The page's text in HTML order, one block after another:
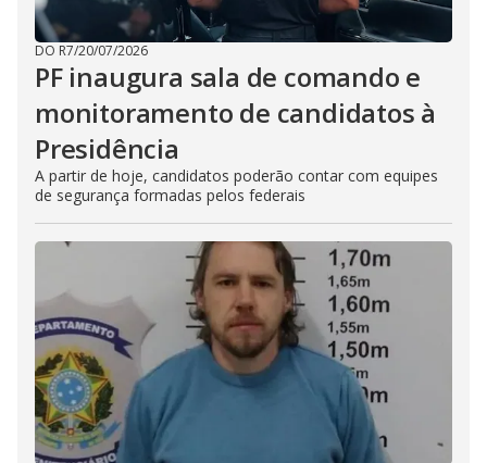
DO R7/20/07/2026
PF inaugura sala de comando e
monitoramento de candidatos à
Presidência
A partir de hoje, candidatos poderão contar com equipes
de segurança formadas pelos federais